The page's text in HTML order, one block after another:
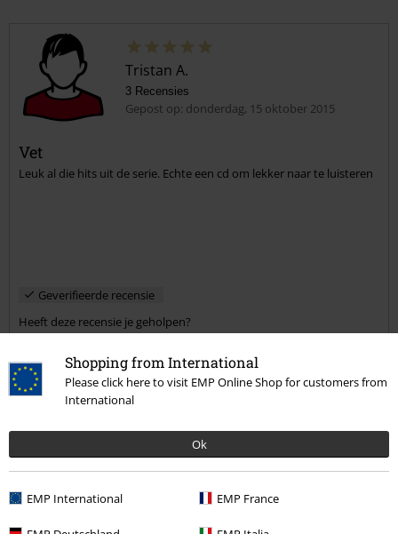
Shopping from International
Please click here to visit EMP Online Shop for customers from
International
Ok
EMP International EMP France
Tristan A.
3 Recensies
Gepost op: donderdag, 15 oktober 2015
Vet
Leuk al die hits uit de serie. Echte een cd om lekker naar te luisteren
Geverifieerde recensie
Heeft deze recensie je geholpen?
Gepost op: vrijdag, 29 mei 2015